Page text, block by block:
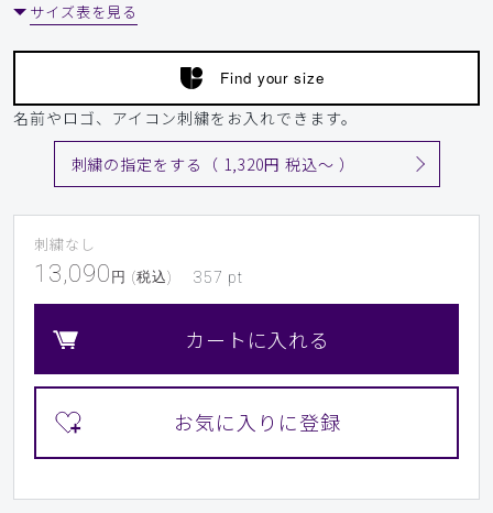
サイズ表を見る
Find your size
名前やロゴ、アイコン刺繍をお入れできます。
刺繍の指定をする（ 1,320円 税込〜 ）
刺繍なし
13,090 円 (税込) 357 pt
カートに入れる